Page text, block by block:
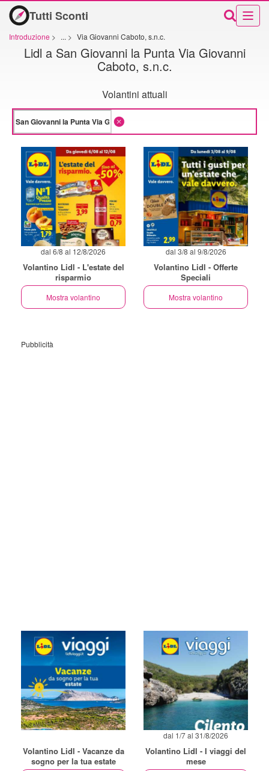
Tutti Sconti
Introduzione > ... > Via Giovanni Caboto, s.n.c.
Lidl a San Giovanni la Punta Via Giovanni
Caboto, s.n.c.
Volantini attuali
dal 6/8 al 12/8/2026
Volantino Lidl - L'estate del
risparmio
Mostra volantino
dal 3/8 al 9/8/2026
Volantino Lidl - Offerte
Speciali
Mostra volantino
Pubblicità
Volantino Lidl - Vacanze da
sogno per la tua estate
dal 1/7 al 31/8/2026
Volantino Lidl - I viaggi del
mese